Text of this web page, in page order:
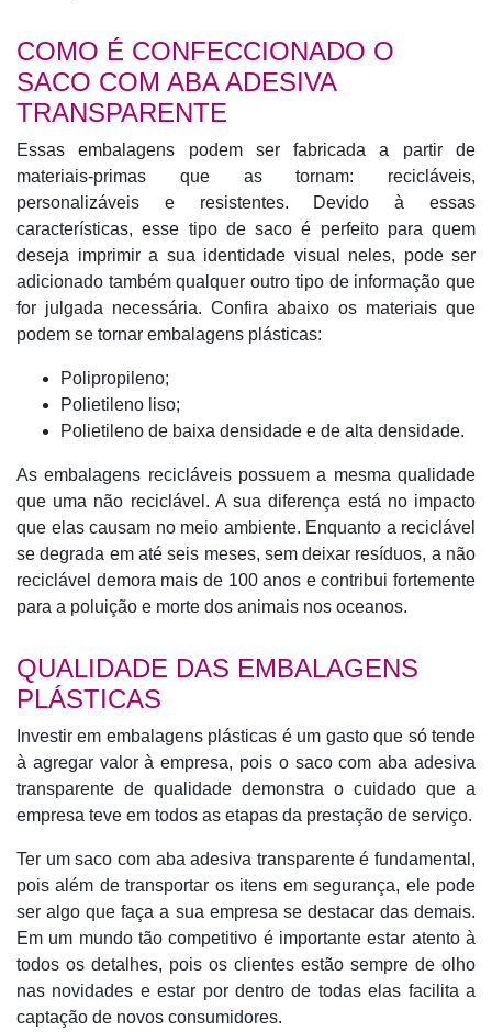
COMO É CONFECCIONADO O
SACO COM ABA ADESIVA
TRANSPARENTE
Essas embalagens podem ser fabricada a partir de
materiais-primas que as tornam: recicláveis,
personalizáveis e resistentes. Devido à essas
características, esse tipo de saco é perfeito para quem
deseja imprimir a sua identidade visual neles, pode ser
adicionado também qualquer outro tipo de informação que
for julgada necessária. Confira abaixo os materiais que
podem se tornar embalagens plásticas:
Polipropileno;
Polietileno liso;
Polietileno de baixa densidade e de alta densidade.
As embalagens recicláveis possuem a mesma qualidade
que uma não reciclável. A sua diferença está no impacto
que elas causam no meio ambiente. Enquanto a reciclável
se degrada em até seis meses, sem deixar resíduos, a não
reciclável demora mais de 100 anos e contribui fortemente
para a poluição e morte dos animais nos oceanos.
QUALIDADE DAS EMBALAGENS
PLÁSTICAS
Investir em embalagens plásticas é um gasto que só tende
à agregar valor à empresa, pois o saco com aba adesiva
transparente de qualidade demonstra o cuidado que a
empresa teve em todos as etapas da prestação de serviço.
Ter um saco com aba adesiva transparente é fundamental,
pois além de transportar os itens em segurança, ele pode
ser algo que faça a sua empresa se destacar das demais.
Em um mundo tão competitivo é importante estar atento à
todos os detalhes, pois os clientes estão sempre de olho
nas novidades e estar por dentro de todas elas facilita a
captação de novos consumidores.